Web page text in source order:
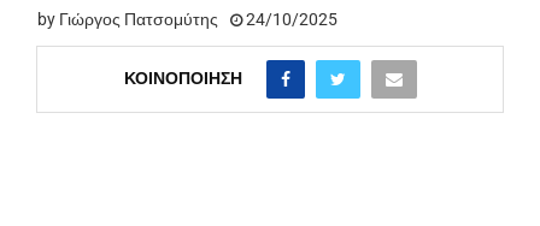
by Γιώργος Πατσομύτης 24/10/2025
ΚΟΙΝΟΠΟΊΗΣΗ